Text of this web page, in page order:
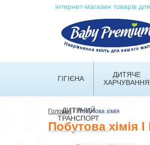
інтернет-магазин товарів
ГІГІЄНА
ДИТЯЧЕ
ХАРЧУВАННЯ
ДИТЯЧИЙ
ТРАНСПОРТ
Головна/Побутова хімія
Побутова хімія I